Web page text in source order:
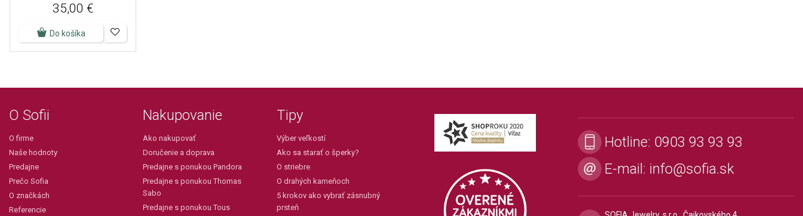
35,00 €
Do košíka
O Sofii
O firme
Naše hodnoty
Predajne
Prečo Sofia
O značkách
Referencie
Nakupovanie
Ako nakupovať
Doručenie a doprava
Predajne s ponukou Pandora
Predajne s ponukou Thomas
Sabo
Predajne s ponukou Tous
Tipy
Výber veľkostí
Ako sa starať o šperky?
O striebre
O drahých kameňoch
5 krokov ako vybrať zásnubný
prsteň
Hotline: 0903 93 93 93
E-mail: info@sofia.sk